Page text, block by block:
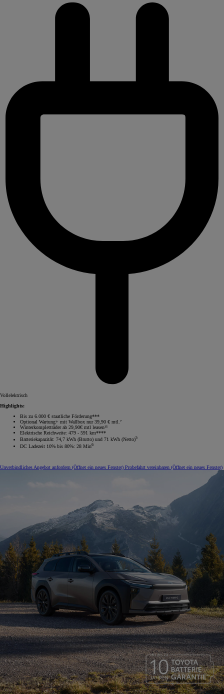
Vollelektrisch
Highlights:
Bis zu 6.000 € staatliche Förderung***
Optional Wartung+ mit Wallbox nur 39,90 € mtl.⁷
Winterkompletträder ab 29,90€ mtl leasen¹⁵
Elektrische Reichweite: 479 - 591 km****
Batteriekapazität: 74,7 kWh (Brutto) und 71 kWh (Netto)5
DC Ladezeit 10% bis 80%: 28 Min6
Unverbindliches Angebot anfordern (Öffnet ein neues Fenster) Probefahrt vereinbaren (Öffnet ein neues Fenster)